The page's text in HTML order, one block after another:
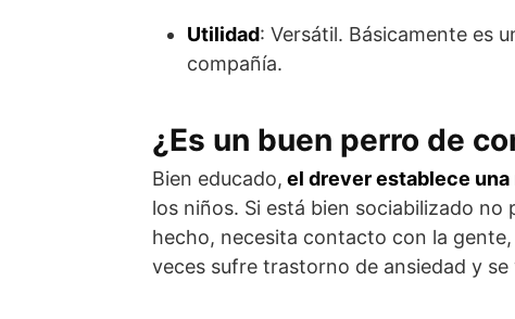
Utilidad: Versátil. Básicamente es
compañía.
¿Es un buen perro de
Bien educado, el drever establece
los niños. Si está bien sociabilizado
hecho, necesita contacto con la
veces sufre trastorno de ansiedad y